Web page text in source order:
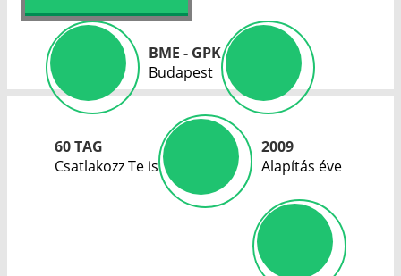
BME - GPK
Budapest
60 TAG
Csatlakozz Te is
2009
Alapítás éve